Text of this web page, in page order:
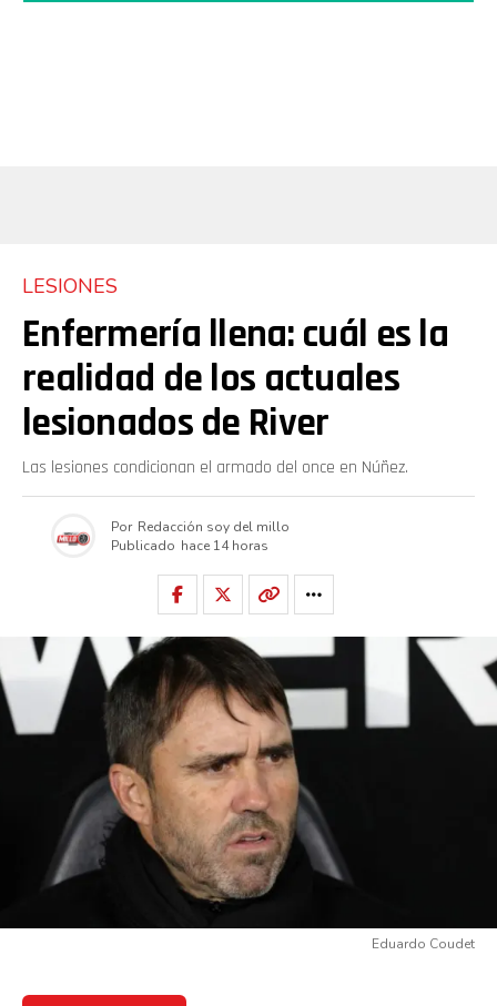
LESIONES
Enfermería llena: cuál es la
realidad de los actuales
lesionados de River
Las lesiones condicionan el armado del once en Núñez.
Por Redacción soy del millo
Publicado hace 14 horas
Eduardo Coudet